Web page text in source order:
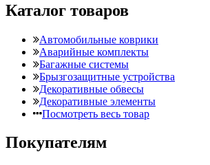
Каталог товаров
Автомобильные коврики
Аварийные комплекты
Багажные системы
Брызгозащитные устройства
Декоративные обвесы
Декоративные элементы
Посмотреть весь товар
Покупателям